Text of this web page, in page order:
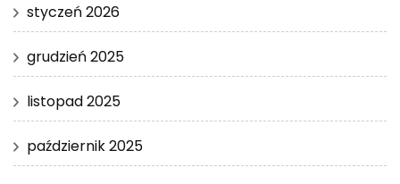
styczeń 2026
grudzień 2025
listopad 2025
październik 2025